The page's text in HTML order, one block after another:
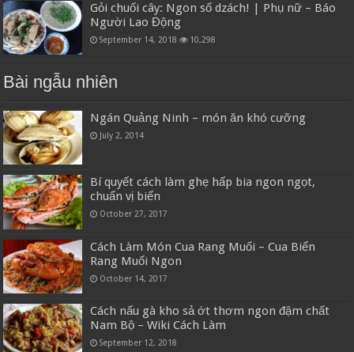
Gỏi chuối cây: Ngon số dzách! | Phụ nữ – Báo
Người Lao Động
September 14, 2018 10,298
Bài ngẫu nhiên
Ngán Quảng Ninh – món ăn khó cưỡng
July 2, 2014
Bí quyết cách làm ghẹ hấp bia ngon ngọt,
chuẩn vị biển
October 27, 2017
Cách Làm Món Cua Rang Muối – Cua Biển
Rang Muối Ngon
October 14, 2017
Cách nấu gà kho sả ớt thơm ngon đậm chất
Nam Bộ – Wiki Cách Làm
September 12, 2018